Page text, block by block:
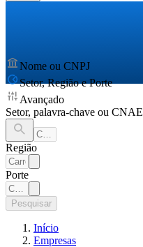
Nome ou CNPJ
Setor, Região e Porte
Avançado
Setor, palavra-chave ou CNAE
Região
Porte
Pesquisar
Início
Empresas